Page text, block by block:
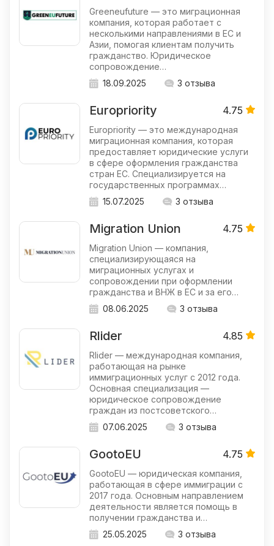
Greeneufuture — это миграционная
компания, которая работает с
несколькими направлениями в ЕС и
Азии, помогая клиентам получить
гражданство. Юридическое
сопровождение…
18.09.2025
3 отзыва
Europriority 4.75
Europriority — это международная
миграционная компания, которая
предоставляет юридические услуги
в сфере оформления гражданства
стран ЕС. Специализируется на
государственных программах…
15.07.2025
3 отзыва
Migration Union 4.75
Migration Union — компания,
специализирующаяся на
миграционных услугах и
сопровождении при оформлении
гражданства и ВНЖ в ЕС и за его…
08.06.2025
3 отзыва
Rlider 4.85
Rlider — международная компания,
работающая на рынке
иммиграционных услуг с 2012 года.
Основная специализация —
юридическое сопровождение
граждан из постсоветского…
07.06.2025
3 отзыва
GootoEU 4.75
GootoEU — юридическая компания,
работающая в сфере иммиграции с
2017 года. Основным направлением
деятельности является помощь в
получении гражданства и…
25.05.2025
3 отзыва